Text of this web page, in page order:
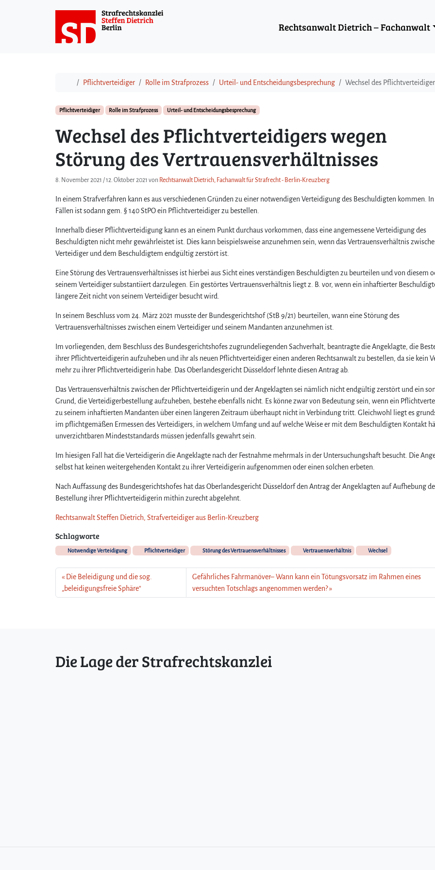
Rechtsanwalt Dietrich – Fachanwalt
StartPflichtverteidiger Rolle im Strafprozess Urteil- und Entscheidungsbesprechung Wechsel des
Pflichtverteidiger Rolle im Strafprozess Urteil- und Entscheidungsbesprechung
Wechsel des Pflichtverteidigers wegen
Störung des Vertrauensverhältnisses
8. November 2021 /12. Oktober 2021 von Rechtsanwalt Dietrich, Fachanwalt für Strafrecht - Berlin-Kreuzberg
In einem Strafverfahren kann es aus verschiedenen Gründen zu einer notwendigen Verteidigung des Beschuldigten kommen. In
Fällen ist sodann gem. § 140 StPO ein Pflichtverteidiger zu bestellen.
Innerhalb dieser Pflichtverteidigung kann es an einem Punkt durchaus vorkommen, dass eine angemessene Verteidigung des
Beschuldigten nicht mehr gewährleistet ist. Dies kann beispielsweise anzunehmen sein, wenn das Vertrauensverhältnis
Verteidiger und dem Beschuldigtem endgültig zerstört ist.
Eine Störung des Vertrauensverhältnisses ist hierbei aus Sicht eines verständigen Beschuldigten zu beurteilen und von diesem
seinem Verteidiger substantiiert darzulegen. Ein gestörtes Vertrauensverhältnis liegt z. B. vor, wenn ein inhaftierter
längere Zeit nicht von seinem Verteidiger besucht wird.
In seinem Beschluss vom 24. März 2021 musste der Bundesgerichtshof (StB 9/21) beurteilen, wann eine Störung des
Vertrauensverhältnisses zwischen einem Verteidiger und seinem Mandanten anzunehmen ist.
Im vorliegenden, dem Beschluss des Bundesgerichtshofes zugrundeliegenden Sachverhalt, beantragte die Angeklagte, die
ihrer Pflichtverteidigerin aufzuheben und ihr als neuen Pflichtverteidiger einen anderen Rechtsanwalt zu bestellen, da sie kein
mehr zu ihrer Pflichtverteidigerin habe. Das Oberlandesgericht Düsseldorf lehnte diesen Antrag ab.
Das Vertrauensverhältnis zwischen der Pflichtverteidigerin und der Angeklagten sei nämlich nicht endgültig zerstört und ein
Grund, die Verteidigerbestellung aufzuheben, bestehe ebenfalls nicht. Es könne zwar von Bedeutung sein, wenn ein
zu seinem inhaftierten Mandanten über einen längeren Zeitraum überhaupt nicht in Verbindung tritt. Gleichwohl liegt es
im pflichtgemäßen Ermessen des Verteidigers, in welchem Umfang und auf welche Weise er mit dem Beschuldigten Kontakt
unverzichtbaren Mindeststandards müssen jedenfalls gewahrt sein.
Im hiesigen Fall hat die Verteidigerin die Angeklagte nach der Festnahme mehrmals in der Untersuchungshaft besucht. Die
selbst hat keinen weitergehenden Kontakt zu ihrer Verteidigerin aufgenommen oder einen solchen erbeten.
Nach Auffassung des Bundesgerichtshofes hat das Oberlandesgericht Düsseldorf den Antrag der Angeklagten auf Aufhebung
Bestellung ihrer Pflichtverteidigerin mithin zurecht abgelehnt.
Rechtsanwalt Steffen Dietrich, Strafverteidiger aus Berlin-Kreuzberg
Schlagworte
Notwendige Verteidigung Pflichtverteidiger Störung des Vertrauensverhältnisses Vertrauensverhältnis Wechsel
Die Beleidigung und die sog.
„beleidigungsfreie Sphäre“
Gefährliches Fahrmanöver– Wann kann ein Tötungsvorsatz im Rahmen eines
versuchten Totschlags angenommen werden?
Die Lage der Strafrechtskanzlei